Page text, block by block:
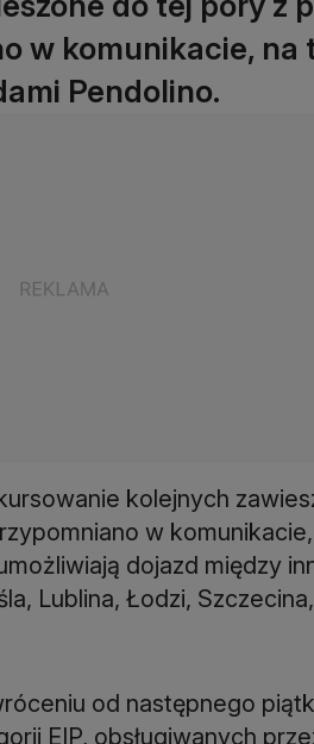
w komunikacie, na
Pendolino.
kolejnych
w
dojazd między
Lublina, Łodzi,
od następnego
EIP, obsługiwanych